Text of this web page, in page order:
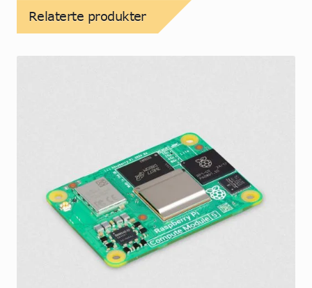
Relaterte produkter